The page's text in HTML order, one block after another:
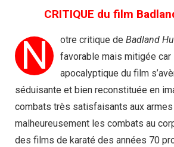
CRITIQUE du film
N otre critique de Badland
favorable mais mitigée
apocalyptique du film
séduisante et bien reconstituée en
combats très satisfaisants aux
malheureusement les combats au
des films de karaté des années 70